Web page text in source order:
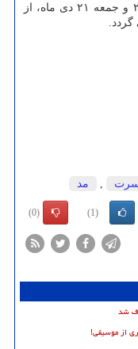
کنسرت گروه موسیقی هیرون، پنجشنبه ۲۰ و جمعه ۲۱ دی ماه، از
مد
(1)
(0)
شد
از موسیقی!